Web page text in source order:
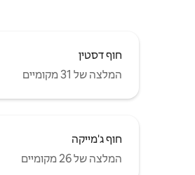
חוף דסטין
המלצה של 31 מקומיים
חוף ג'מייקה
המלצה של 26 מקומיים